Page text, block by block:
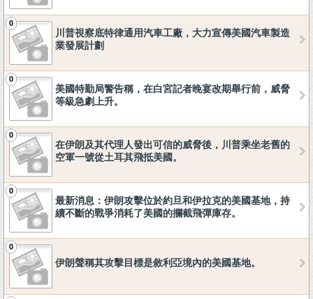
0
川普視察底特律通用汽車工廠，大力宣傳美國汽車製造
業發展計劃
0
美國特勤局警告稱，在白宮記者晚宴改期舉行前，威脅
等級急劇上升。
0
在伊朗及其代理人發出可信的威脅後，川普乘坐老舊的
空軍一號從土耳其飛抵美國。
0
最新消息：伊朗攻擊位於約旦和伊拉克的美國基地，持
續不斷的戰爭消耗了美國的攔截飛彈庫存。
0
伊朗聲稱其攻擊目標是敘利亞境內的美國基地。